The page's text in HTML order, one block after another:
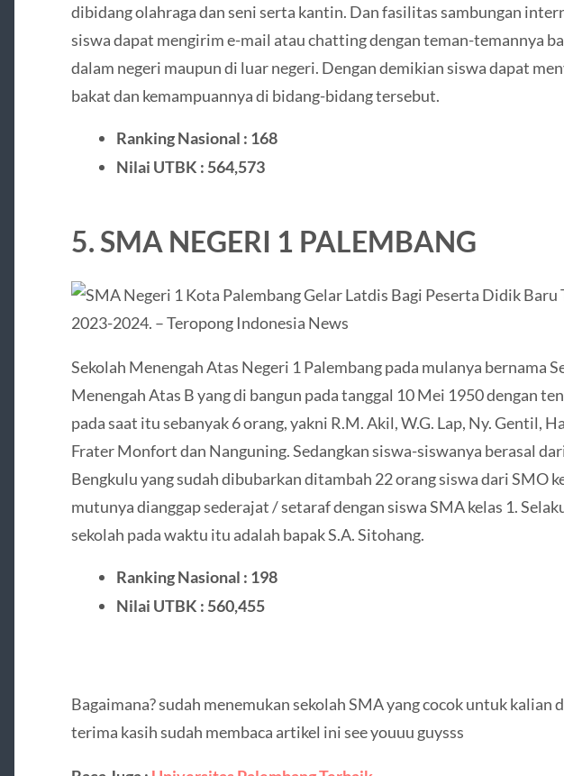
dibidang olahraga dan seni serta kantin. Dan fasilitas sambungan
siswa dapat mengirim e-mail atau chatting dengan teman-temannya
dalam negeri maupun di luar negeri. Dengan demikian siswa dapat
bakat dan kemampuannya di bidang-bidang tersebut.
Ranking Nasional : 168
Nilai UTBK : 564,573
5. SMA NEGERI 1 PALEMBANG
Sekolah Menengah Atas Negeri 1 Palembang pada mulanya bernama
Menengah Atas B yang di bangun pada tanggal 10 Mei 1950 dengan
pada saat itu sebanyak 6 orang, yakni R.M. Akil, W.G. Lap, Ny. Gentil,
Frater Monfort dan Nanguning. Sedangkan siswa-siswanya berasal
Bengkulu yang sudah dibubarkan ditambah 22 orang siswa dari SMO
mutunya dianggap sederajat / setaraf dengan siswa SMA kelas 1.
sekolah pada waktu itu adalah bapak S.A. Sitohang.
Ranking Nasional : 198
Nilai UTBK : 560,455
Bagaimana? sudah menemukan sekolah SMA yang cocok untuk kalian
terima kasih sudah membaca artikel ini see youuu guysss